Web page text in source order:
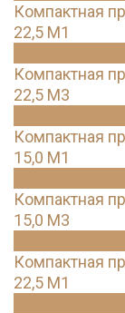
Компактная
22,5 M1
Компактная
22,5 M3
Компактная
15,0 M1
Компактная
15,0 M3
Компактная
22,5 M1